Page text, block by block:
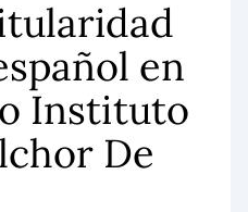
en
Instituto
De